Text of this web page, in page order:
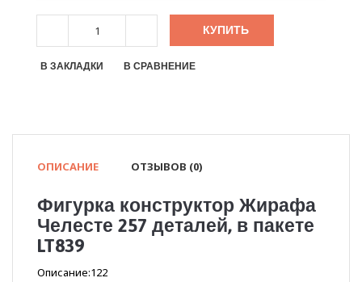
КУПИТЬ
В ЗАКЛАДКИ В СРАВНЕНИЕ
ОПИСАНИЕ ОТЗЫВОВ (0)
Фигурка конструктор Жирафа
Челесте 257 деталей, в пакете
LT839
Описание:122